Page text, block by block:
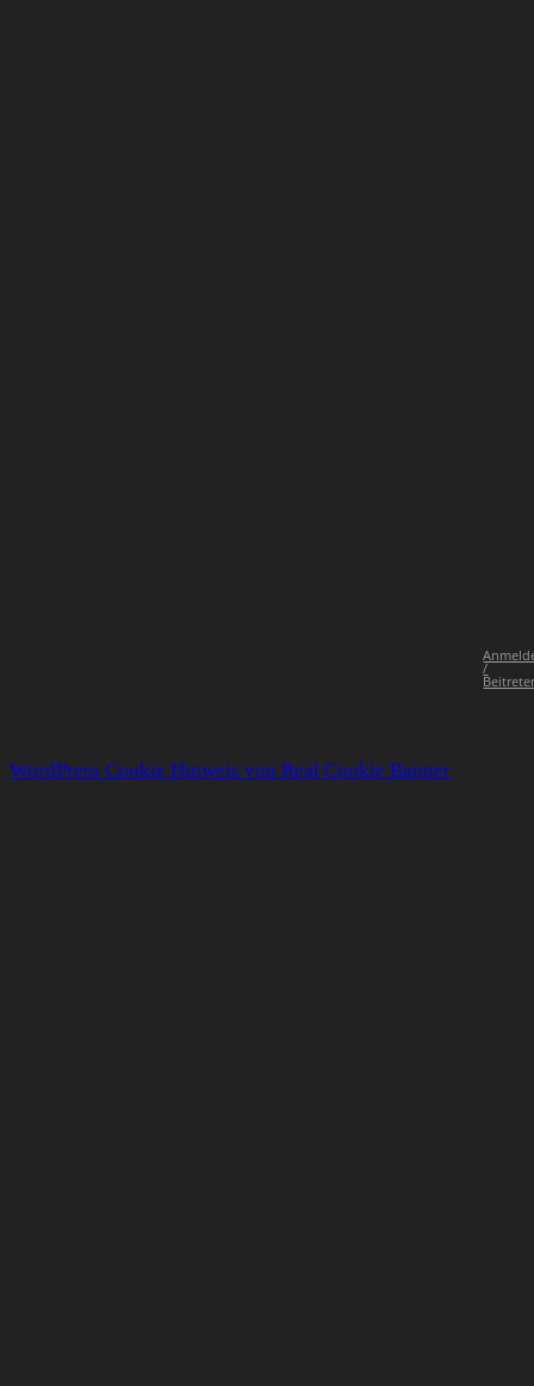
/
WordPress Cookie Hinweis von Real Cookie Banner